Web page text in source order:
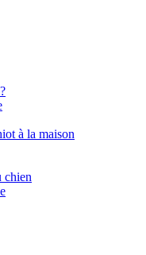
à la maison
chien